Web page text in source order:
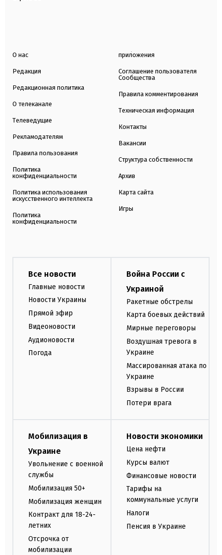
О нас
Редакция
Редакционная политика
О телеканале
Телеведущие
Рекламодателям
Правила пользования
Политика
конфиденциальности
Политика использования
искусственного интеллекта
Политика
конфиденциальности
приложения
Соглашение пользователя
Сообщества
Правила комментирования
Техническая информация
Контакты
Вакансии
Структура собственности
Архив
Карта сайта
Игры
Все новости
Главные новости
Новости Украины
Прямой эфир
Видеоновости
Аудионовости
Погода
Война России с
Украиной
Ракетные обстрелы
Карта боевых действий
Мирные переговоры
Воздушная тревога в
Украине
Массированная атака по
Украине
Взрывы в России
Потери врага
Мобилизация в
Украине
Увольнение с военной
службы
Мобилизация 50+
Мобилизация женщин
Контракт для 18-24-
летних
Отсрочка от
мобилизации
Новости экономики
Цена нефти
Курсы валют
Финансовые новости
Тарифы на
коммунальные услуги
Налоги
Пенсия в Украине